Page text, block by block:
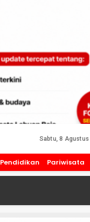
Sabtu, 8 Agustus
Pendidikan Pariwisata